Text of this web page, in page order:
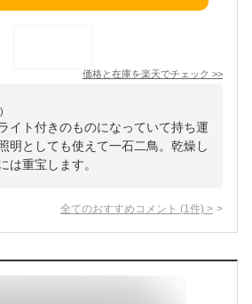
価格と在庫を楽天でチェック >>
イト付きのものになっていて持ち運
明としても使えて一石二鳥。乾燥し
は重宝します。
全てのおすすめコメント (1 件) >